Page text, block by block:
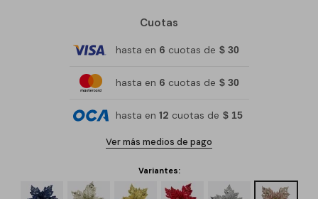
Cuotas
hasta en 6 cuotas de $ 30
hasta en 6 cuotas de $ 30
hasta en 12 cuotas de $ 15
Ver más medios de pago
Variantes: